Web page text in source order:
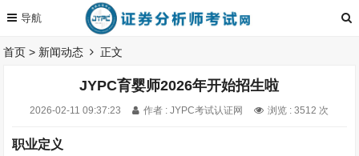
首页 > 新闻动态 正文
JYPC育婴师2026年开始招生啦
2026-02-11 09:37:23 作者 : JYPC考试认证网 浏览 : 3512 次
职业定义